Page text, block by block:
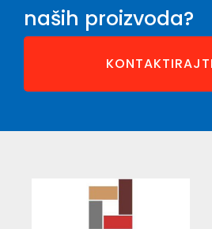
naših proizvoda?